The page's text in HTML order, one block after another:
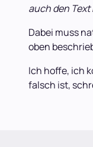
auch den
Dabei muss
oben
Ich hoffe, ich
falsch ist,